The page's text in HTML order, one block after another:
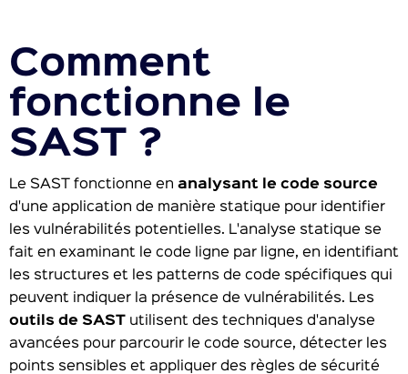
Comment
fonctionne le
SAST ?
Le SAST fonctionne en analysant le code source
d'une application de manière statique pour identifier
les vulnérabilités potentielles. L'analyse statique se
fait en examinant le code ligne par ligne, en identifiant
les structures et les patterns de code spécifiques qui
peuvent indiquer la présence de vulnérabilités. Les
outils de SAST
utilisent des techniques d'analyse
avancées pour parcourir le code source, détecter les
points sensibles et appliquer des règles de sécurité